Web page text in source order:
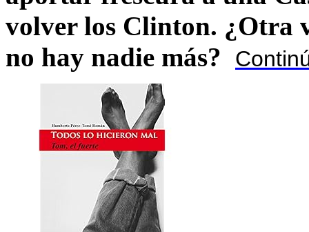
volver los Clinton. ¿Otra
no hay nadie más?